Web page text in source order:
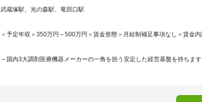
武蔵塚駅、光の森駅、竜田口駅
＜予定年収＞350万円～500万円＜賃金形態＞月給制補足事項なし＜賃金
～国内3大調剤医療機器メーカーの一角を担う安定した経営基盤を持ちま